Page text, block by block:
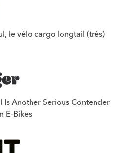
le vélo cargo longtail (très)
Is Another Serious Contender
E-Bikes